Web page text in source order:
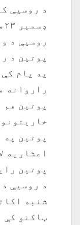
د روسیې
روسیې د
پوتین د
په پام
راروانه
پوتین هم
پوتین رایې ۷۱ اعشاریه ۳
د روسیې
شنبه
ټاکنو کې